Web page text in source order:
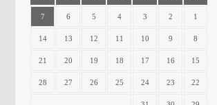
1
2
3
4
5
6
7
8
9
10
11
12
13
14
15
16
17
18
19
20
21
22
23
24
25
26
27
28